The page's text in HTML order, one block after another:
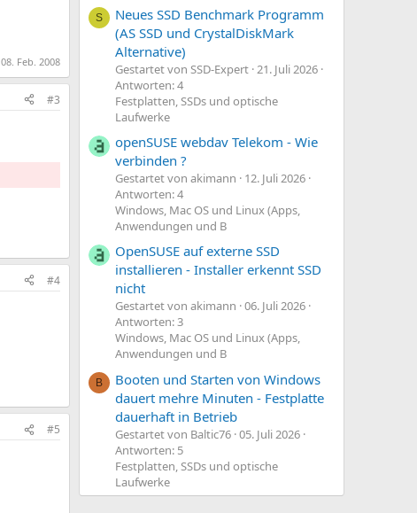
08. Feb. 2008
#3
#4
#5
S
Neues SSD Benchmark Programm
(AS SSD und CrystalDiskMark
Alternative)
Gestartet von SSD-Expert 21. Juli 2026
Antworten: 4
Festplatten, SSDs und optische
Laufwerke
openSUSE webdav Telekom - Wie
verbinden ?
Gestartet von akimann
12. Juli 2026
Antworten: 4
Windows, Mac OS und Linux (Apps,
Anwendungen und B
OpenSUSE auf externe SSD
installieren - Installer erkennt SSD
nicht
Gestartet von akimann 06. Juli 2026
Antworten: 3
Windows, Mac OS und Linux (Apps,
Anwendungen und B
B
Booten und Starten von Windows
dauert mehre Minuten - Festplatte
dauerhaft in Betrieb
Gestartet von Baltic76 05. Juli 2026
Antworten: 5
Festplatten, SSDs und optische
Laufwerke